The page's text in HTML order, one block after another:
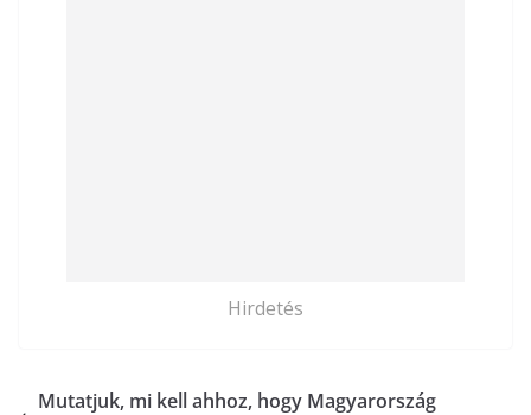
Hirdetés
Mutatjuk, mi kell ahhoz, hogy Magyarország